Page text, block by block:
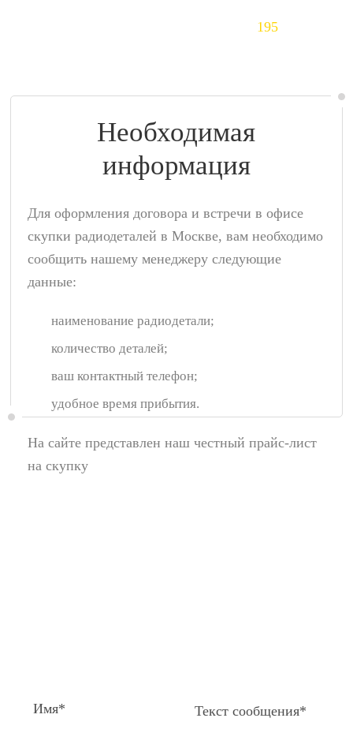
195
Необходимая
информация
Для оформления договора и встречи в офисе
скупки радиодеталей в Москве, вам необходимо
сообщить нашему менеджеру следующие
данные:
наименование радиодетали;
количество деталей;
ваш контактный телефон;
удобное время прибытия.
На сайте представлен наш честный прайс-лист
на скупку